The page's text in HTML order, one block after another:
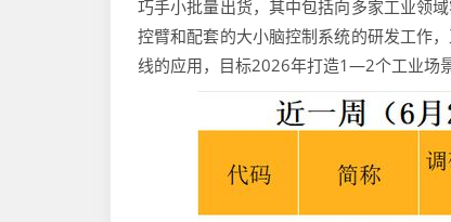
巧手小批量出货，其中包括向多家工业领
控臂和配套的大小脑控制系统的研发工作
线的应用，目标2026年打造1—2个工业场